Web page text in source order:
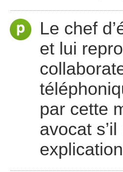
Le chef
et lui
par cette
avocat